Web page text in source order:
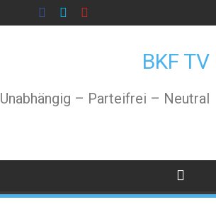
BKF TV
Unabhängig – Parteifrei – Neutral